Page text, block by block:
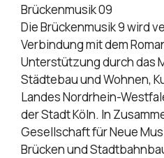
Brückenmusik 09
Die Brückenmusik 9 wird
Verbindung mit dem
Unterstützung durch das
Städtebau und Wohnen,
Landes Nordrhein-
der Stadt Köln. In
Gesellschaft für Neue
Brücken und